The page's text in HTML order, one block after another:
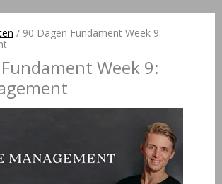
/ 90 Dagen Fundament Week 9:
Week 9: